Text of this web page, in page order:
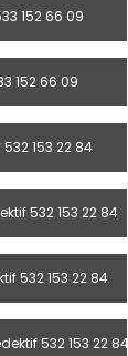
152 66 09
152 66 09
153 22 84
532 153 22 84
532 153 22 84
532 153 22 84